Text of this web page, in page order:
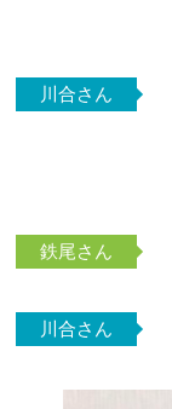
川合さん
鉄尾さん
川合さん